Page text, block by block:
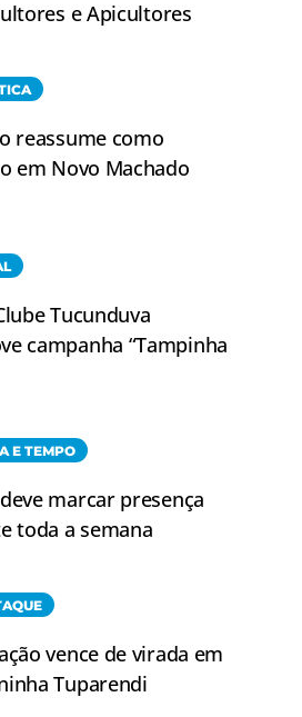
e Apicultores
reassume como
em Novo Machado
Tucunduva
campanha “Tampinha
E TEMPO
marcar presença
toda a semana
vence de virada em
Tuparendi